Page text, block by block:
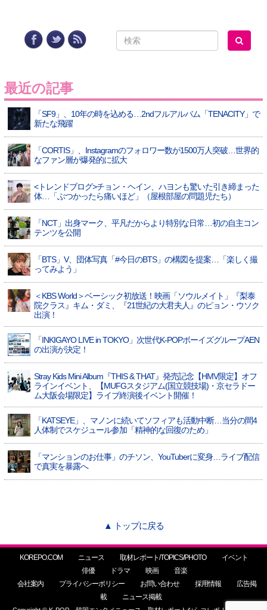
最近の記事
「SF9」、10年の時を込める…2ndフルアルバム「TENACITY」で
新たな飛躍
「CORTIS」、Instagramのフォロワー数が1500万人突破…世界的
なファン層が爆発的に拡大
<トレンドブログ>チョン・ヘイン、ハヨンも驚いた引き締まった
体…「ぶつかったら痛いほど」（屋根部屋の問題児たち）
「NCT」出身マーク、平凡だからより特別な日常…初の自主コン
テンツを公開
「BTS」V、団体写真「#今日のBTS」の構図を提案…「楽しく撮
ってみよう」
＜KBS World＞ベーシック初放送！映画「ソウルメイト」『梨泰
院クラス』キム・ダミ、『21世紀の大君夫人』のピョン・ウソク
出演！
「INKIGAYO LIVE in TOKYO」次世代K-POPボーイズグループAEN
の出演が決定！
Stray Kids Mini Album『THIS & THAT』発売記念【HMV限定】オフ
ラインイベント、【MUFGスタジアム(国立競技場)・京セラドー
ム大阪会場限定】ライブ終演後イベント開催！
「KATSEYE」、マノンに続いてソフィアも活動中断…当分の間4
人体制でスケジュール参加「精神的な回復のため」
「マンションのお仕事」のチソン、YouTuberに変身…ライブ配信
で真実を暴露へ
▲ トップに戻る
KOREPO.COM ニュース 取材レポート/TOPICS/PHOTO
イベント
俳優
ドラマ 映画
音楽
会社案内
プライバシーポリシー お問い合わせ 採用情報
広告掲
載
ニュース掲載